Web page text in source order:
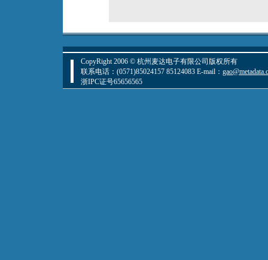
CopyRight 2006 © 杭州麦达电子有限公司版权所有
联系电话：(0571)85024157 85124083 E-mail：
浙IPC证号65656565